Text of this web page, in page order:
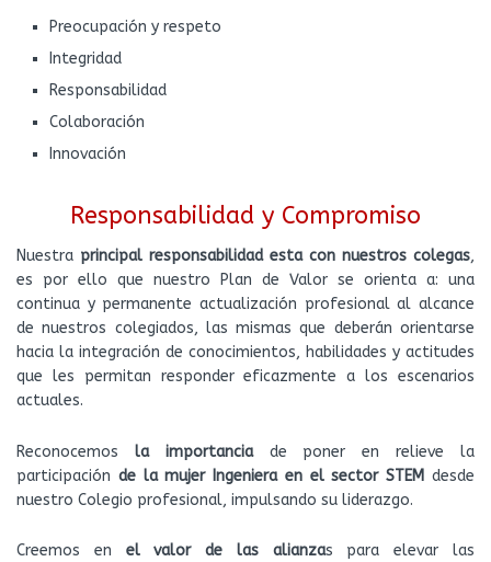
Preocupación y respeto
Integridad
Responsabilidad
Colaboración
Innovación
Responsabilidad y Compromiso
Nuestra principal responsabilidad esta con nuestros colegas,
es por ello que nuestro Plan de Valor se orienta a: una
continua y permanente actualización profesional al alcance
de nuestros colegiados, las mismas que deberán orientarse
hacia la integración de conocimientos, habilidades y actitudes
que les permitan responder eficazmente a los escenarios
actuales.
Reconocemos la importanciade poner en relieve la
participación de la mujer Ingeniera en el sector STEMdesde
nuestro Colegio profesional, impulsando su liderazgo.
Creemos en el valor de las alianzas para elevar las